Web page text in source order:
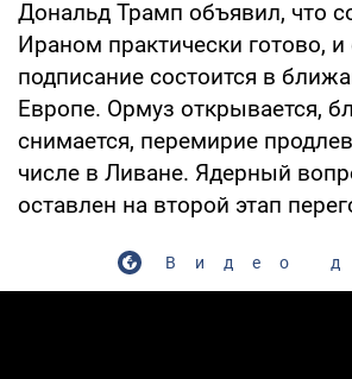
Дональд Трамп объявил, что
Ираном практически готово, и
подписание состоится в
Европе. Ормуз открывается,
снимается, перемирие
числе в Ливане. Ядерный
оставлен на второй этап
Видео